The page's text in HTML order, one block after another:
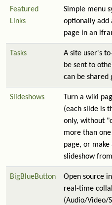
Featured
Links
Simple menu
optionally add
page in an
Tasks
A site user's
be sent to
can be shared
Slideshows
Turn a wiki
(each slide is
only, without
more than
page, or
slideshow
BigBlueButton
Open source
real-time
(Audio/Video/